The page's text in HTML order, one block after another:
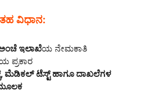
ವಿಧಾನ:
ಇಲಾಖೆಯ ನೇಮಕಾತಿ
ಪ್ರಕಾರ
ಮೆಡಿಕಲ್ ಟೆಸ್ಟ್ ಹಾಗೂ ದಾಖಲೆಗಳ